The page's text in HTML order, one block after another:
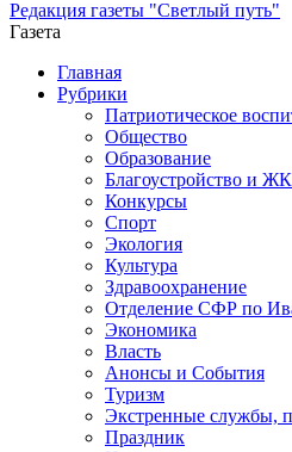
Редакция газеты "Светлый путь"
Газета
Промотать
содержимому
Главная
Рубрики
Патриотическое
Общество
Образование
Благоустройство и
Конкурсы
Спорт
Экология
Культура
Здравоохранение
Отделение СФР по
Экономика
Власть
Анонсы и События
Туризм
Экстренные службы,
Праздник